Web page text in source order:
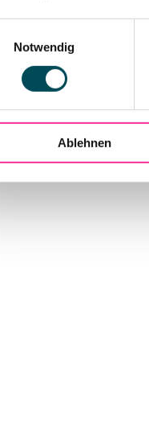
Notwendig
Ablehnen
ab sofort